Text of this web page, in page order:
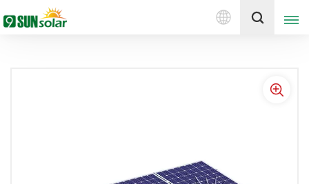
한
italiano
견적 받기